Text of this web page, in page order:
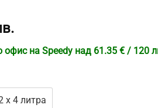
офис на Speedy над 61.35 € / 120
х 4 литра